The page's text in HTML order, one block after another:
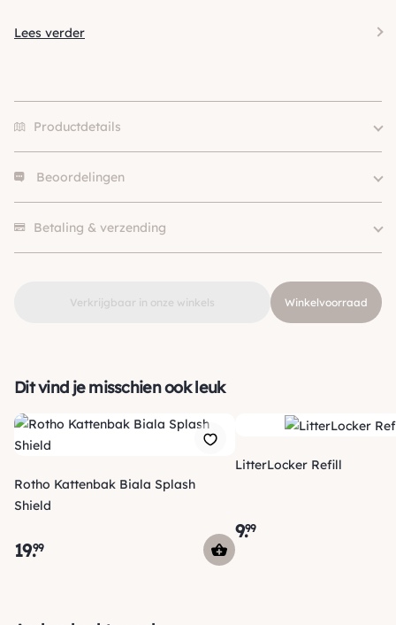
Lees verder
Productdetails
Kleur
Merk
Hoopo
SKU
Beoordelingen
Betaling & verzending
Morgen voor 15:00 uur besteld, dezelfde dag verzonden! Je
Verkrijgbaar in onze winkels Winkelvoorraad
Dit vind je misschien ook leuk
Rotho Kattenbak Biala Splash
Shield
19.99
LitterLocker Refill
9.99